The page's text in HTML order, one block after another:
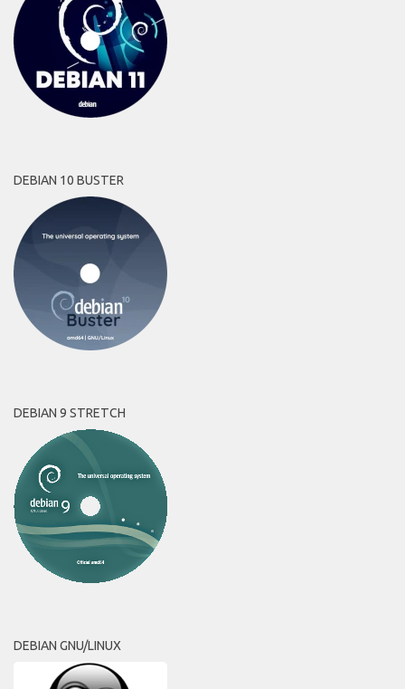
DEBIAN 10 BUSTER
DEBIAN 9 STRETCH
DEBIAN GNU/LINUX